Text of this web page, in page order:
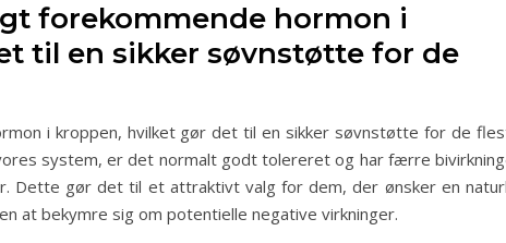
forekommende hormon i
til en sikker søvnstøtte for de
i kroppen, hvilket gør det til en sikker søvnstøtte for de
system, er det normalt godt tolereret og har færre
Dette gør det til et attraktivt valg for dem, der ønsker en
at bekymre sig om potentielle negative virkninger.